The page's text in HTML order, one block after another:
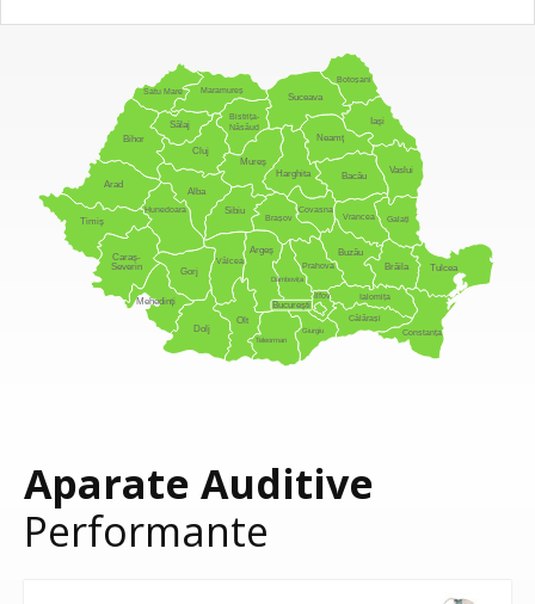
Alba
Arad
Argeș
Bacău
Bihor
Bistrița-
Năsăud
Botoșani
Brașov
Brăila
București
Buzău
Caraș-
Severin
Călărași
Cluj
Constanța
Covasna
Dâmbovița
Dolj
Galați
Giurgiu
Gorj
Harghita
Hunedoara
Ialomița
Iași
Ilfov
Maramureș
Mehedinți
Mureș
Neamț
Olt
Prahova
Satu Mare
Sălaj
Sibiu
Suceava
Teleorman
Timiș
Tulcea
Vaslui
Vâlcea
Vrancea
Aparate Auditive
Performante